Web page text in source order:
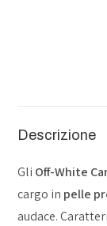
Descrizione
Gli Off-White
cargo in pelle
audace.